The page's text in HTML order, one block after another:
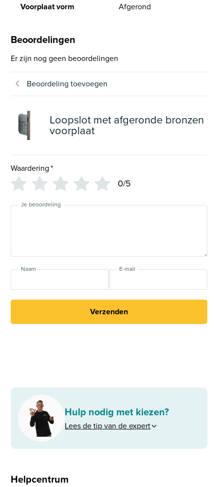
Voorplaat vorm Afgerond
Beoordelingen
Er zijn nog geen beoordelingen
Beoordeling toevoegen
Loopslot met afgeronde bronzen
voorplaat
Waardering*
0/5
Je beoordeling
Naam E-mail
Verzenden
Hulp nodig met kiezen?
Lees de tip van de expert
Helpcentrum